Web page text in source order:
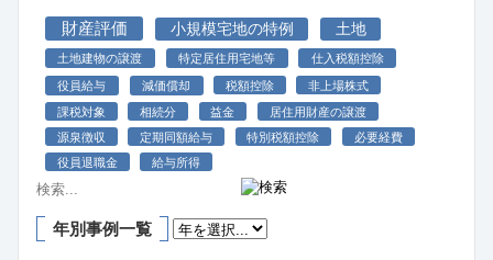
財産評価 小規模宅地の特例 土地
土地建物の譲渡 特定居住用宅地等 仕入税額控除
役員給与 減価償却 税額控除
非上場株式
課税対象
相続分 益金
居住用財産の譲渡
源泉徴収
定期同額給与 特別税額控除
必要経費
役員退職金
給与所得
年別事例一覧